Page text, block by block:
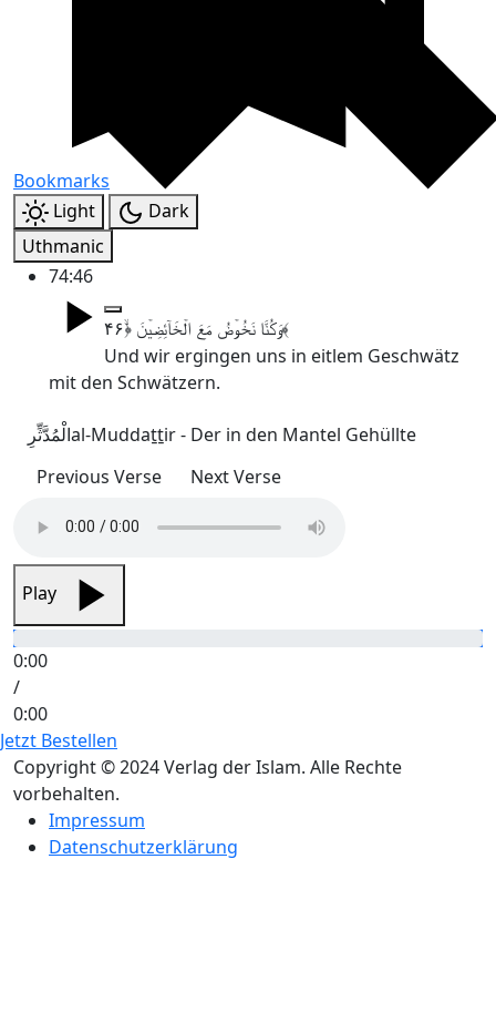
Bookmarks
Light
Dark
Uthmanic
74:46
وَکُنَّا نَخُوۡضُ مَعَ الۡخَآئِضِیۡنَ ﴿ۙ۴۶﴾
Und wir ergingen uns in eitlem Geschwätz
mit den Schwätzern.
الْمُدَّثِّرِal-Muddaṯṯir - Der in den Mantel Gehüllte
Previous Verse
Next Verse
Play
0:00
/
0:00
Jetzt Bestellen
Copyright © 2024 Verlag der Islam. Alle Rechte
vorbehalten.
Impressum
Datenschutzerklärung